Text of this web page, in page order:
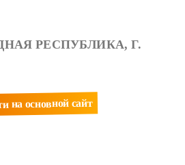
РЕСПУБЛИКА, Г.
на основной сайт